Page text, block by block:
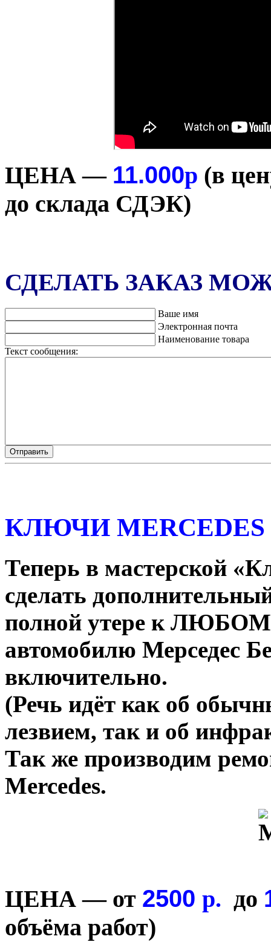
ЦЕНА — 11.000р (в
до склада СДЭК)
СДЕЛАТЬ ЗАКАЗ
Ваше имя
Электронная почта
Наименование товара
Текст сообщения:
КЛЮЧИ MERCEDES
Теперь в мастерской
сделать
полной утере к
автомобилю Мерседес
включительно.
(Речь идёт как об
лезвием, так и об
Так же производим
Mercedes.
ЦЕНА — от 2500 р. до
объёма работ)